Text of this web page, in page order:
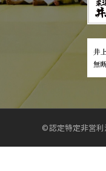
© 認定特定非営利